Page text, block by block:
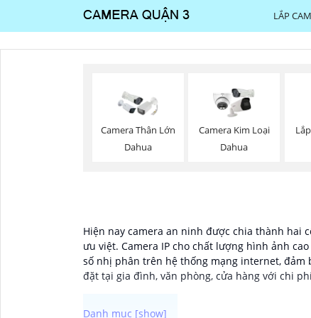
LẮP
Camera Thân Lớn
Dahua
Camera Kim Loại
Dahua
Hiện nay camera an ninh được chia thành hai
ưu việt. Camera IP cho chất lượng hình ảnh
số nhị phân trên hệ thống mạng internet, đảm
đặt tại gia đình, văn phòng, cửa hàng với chi